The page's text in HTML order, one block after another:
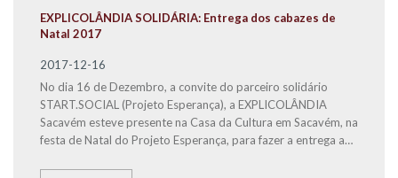
EXPLICOLÂNDIA SOLIDÁRIA: Entrega dos cabazes de
Natal 2017
2017-12-16
No dia 16 de Dezembro, a convite do parceiro solidário
START.SOCIAL (Projeto Esperança), a EXPLICOLÂNDIA
Sacavém esteve presente na Casa da Cultura em Sacavém, na
festa de Natal do Projeto Esperança, para fazer a entrega a